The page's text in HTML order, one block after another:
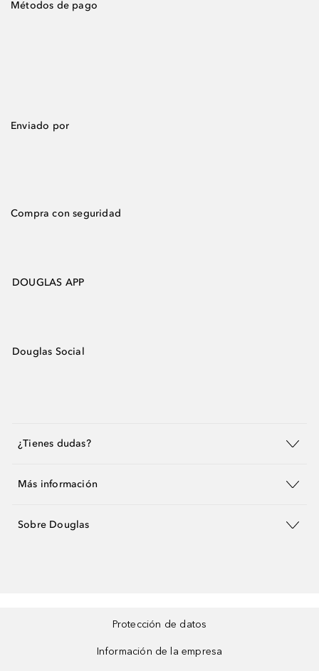
Métodos de pago
Enviado por
Compra con seguridad
DOUGLAS APP
Douglas Social
¿Tienes dudas?
Más información
Sobre Douglas
Protección de datos
Información de la empresa